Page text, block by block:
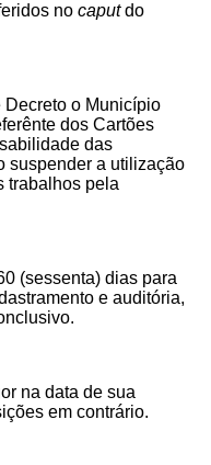
no caputdo
Decreto o Município
dos Cartões
das
suspender a utilização
trabalhos pela
(sessenta) dias para
e auditória,
na data de sua
em contrário.